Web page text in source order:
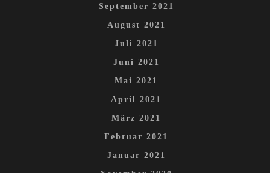
September 2021
August 2021
Juli 2021
Juni 2021
Mai 2021
April 2021
März 2021
Februar 2021
Januar 2021